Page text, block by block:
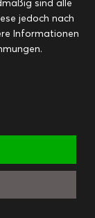
&
Resteküche
EMAIL
sind alle
jedoch nach
Informationen